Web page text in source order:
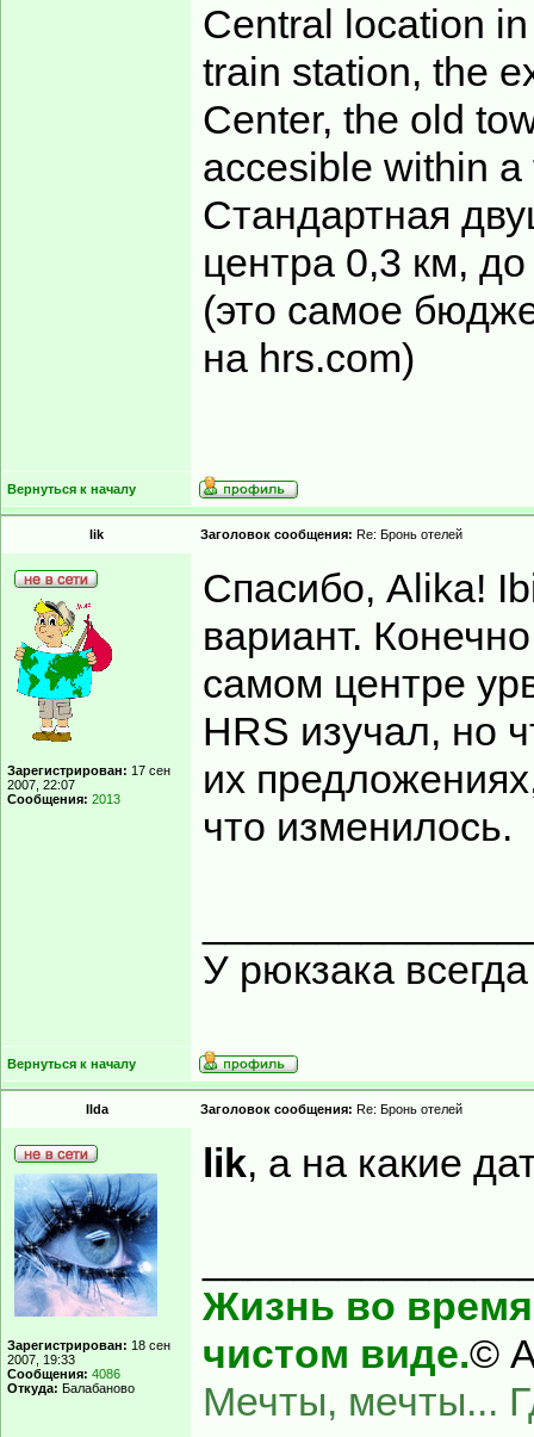
Central location
train station, the
Center, the old
accesible within
Стандартная
центра 0,3 км,
(это самое
на hrs.com)
Вернуться к началу
lik Заголовок сообщения: Re: Бронь отелей
Зарегистрирован: 17 сен
2007, 22:07
Сообщения: 2013
Спасибо, Alika!
вариант.
самом центре
HRS изучал, но
их
что изменилось.
У рюкзака
Вернуться к началу
Ilda Заголовок сообщения: Re: Бронь отелей
Зарегистрирован: 18 сен
2007, 19:33
Сообщения: 4086
Откуда: Балабаново
lik, а на какие
Жизнь во время
чистом виде.©
Мечты, мечты...